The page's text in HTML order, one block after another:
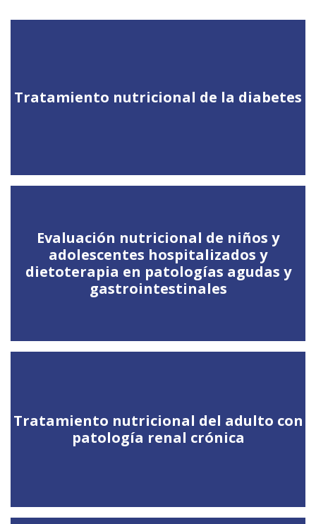
Tratamiento nutricional de la diabetes
Evaluación nutricional de niños y
adolescentes hospitalizados y
dietoterapia en patologías agudas y
gastrointestinales
Tratamiento nutricional del adulto con
patología renal crónica